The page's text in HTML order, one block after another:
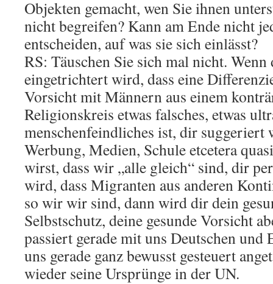
Objekten gemacht, wen Sie ihnen
nicht begreifen? Kann am Ende nicht
entscheiden, auf was sie sich einlässt?
RS: Täuschen Sie sich mal nicht. Wenn
eingetrichtert wird, dass eine
Vorsicht mit Männern aus einem
Religionskreis etwas falsches, etwas
menschenfeindliches ist, dir
Werbung, Medien, Schule etcetera
wirst, dass wir „alle gleich“ sind, dir
wird, dass Migranten aus anderen
so wir wir sind, dann wird dir dein
Selbstschutz, deine gesunde Vorsicht
passiert gerade mit uns Deutschen und
uns gerade ganz bewusst gesteuert
wieder seine Ursprünge in der UN.